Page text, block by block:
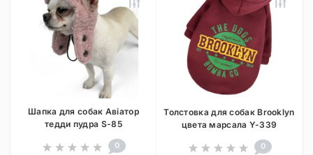
Шапка для собак Авіатор
тедди пудра S-85
0
Толстовка для собак Brooklyn
цвета марсала Y-339
0